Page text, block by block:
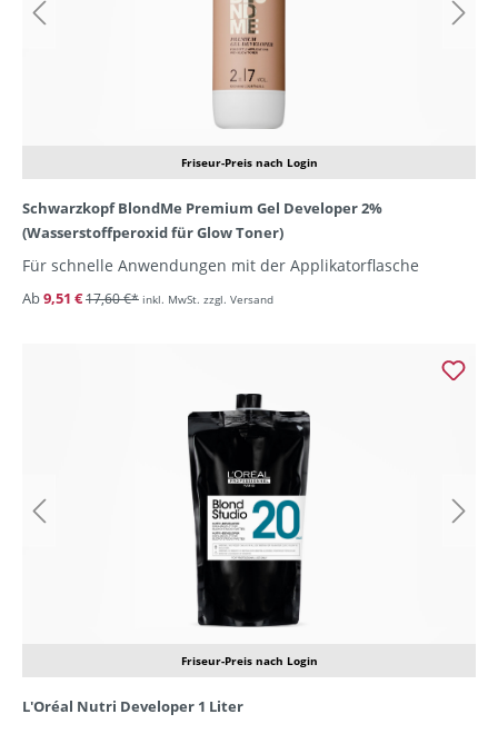
Friseur-Preis nach Login
Schwarzkopf BlondMe Premium Gel Developer 2%
(Wasserstoffperoxid für Glow Toner)
Für schnelle Anwendungen mit der Applikatorflasche
Ab9,51 €17,60 €* inkl. MwSt. zzgl. Versand
Friseur-Preis nach Login
L'Oréal Nutri Developer 1 Liter